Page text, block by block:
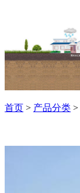
首页 > 产品分类 >